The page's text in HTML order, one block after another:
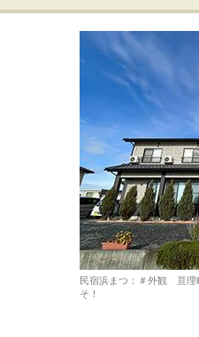
民宿浜まつ：＃外観 亘理
そ！